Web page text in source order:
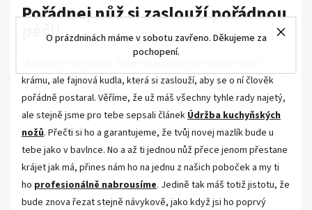
O prázdninách máme v sobotu zavřeno. Děkujeme za
pochopení.
Pořádnej nůž si zaslouží pořádnou
péči!
krámu, ale fajnová kudla, která si zaslouží, aby se o ní člověk
pořádně postaral. Věříme, že už máš všechny tyhle rady najetý,
ale stejně jsme pro tebe sepsali článek Údržba kuchyňských
nožů. Přečti si ho a garantujeme, že tvůj novej mazlík bude u
tebe jako v bavlnce. No a až ti jednou nůž přece jenom přestane
krájet jak má, přines nám ho na jednu z našich poboček a my ti
ho profesionálně nabrousíme. Jedině tak máš totiž jistotu, že
bude znova řezat stejně návykově, jako když jsi ho poprvý